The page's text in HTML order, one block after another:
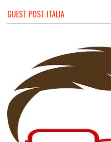
GUEST POST ITALIA